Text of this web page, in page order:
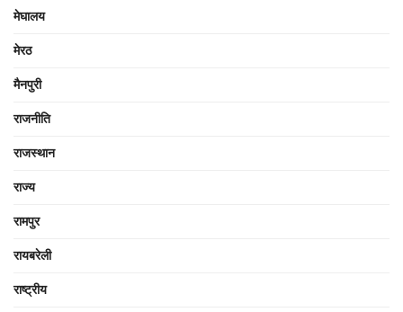
मेघालय
मेरठ
मैनपुरी
राजनीति
राजस्थान
राज्य
रामपुर
रायबरेली
राष्ट्रीय